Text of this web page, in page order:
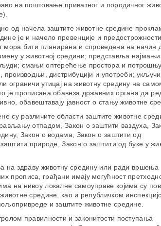
на поштовање приватног и породичног
од начела заштите животне средине
је и начело превенције и предострожности
мора бити планирана и спроведена на начин
у животној средини; представља најмањи
смањи оптерећење простора и потрошњу
производњи, дистрибуцији и употреби; укључи
ограничи утицај на животну средину на
је прописана обавеза државних органа да
обавештавају јавност о стању животне
су различите области заштите животне
отпадом, Закон о заштити ваздуха,
Закон о водама, Закон о заштити од
природе, Закон о заштити од буке у
на здраву животну средину или ради вршења
прописа, грађани имају могућност
на нивоу локалне самоуправе којима су
средине, као и републичком
и заштите животне средине.
правилности и законитости поступања